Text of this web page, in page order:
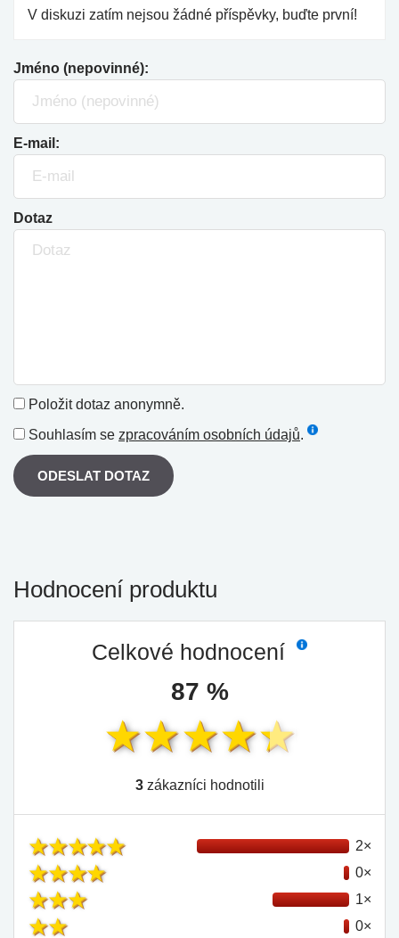
V diskuzi zatím nejsou žádné příspěvky, buďte první!
Jméno (nepovinné):
E-mail:
Dotaz
Položit dotaz anonymně.
Souhlasím se zpracováním osobních údajů.
ODESLAT DOTAZ
Hodnocení produktu
Celkové hodnocení
87 %
3zákazníci hodnotili
2×
0×
1×
0×